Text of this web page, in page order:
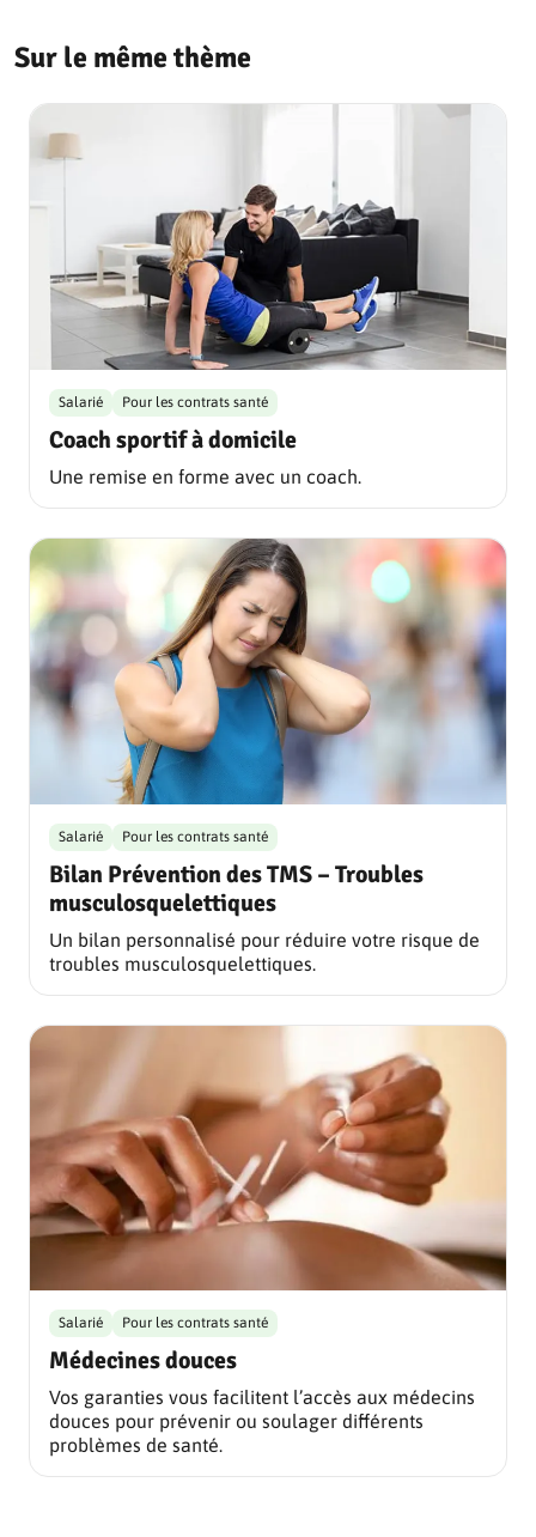
Sur le même thème
Coach sportif à domicile
Salarié Pour les contrats santé
Une remise en forme avec un coach.
Bilan Prévention des TMS – Troubles
musculosquelettiques
Salarié Pour les contrats santé
Un bilan personnalisé pour réduire votre risque de
troubles musculosquelettiques.
Médecines douces
Salarié Pour les contrats santé
Vos garanties vous facilitent l’accès aux médecins
douces pour prévenir ou soulager différents
problèmes de santé.